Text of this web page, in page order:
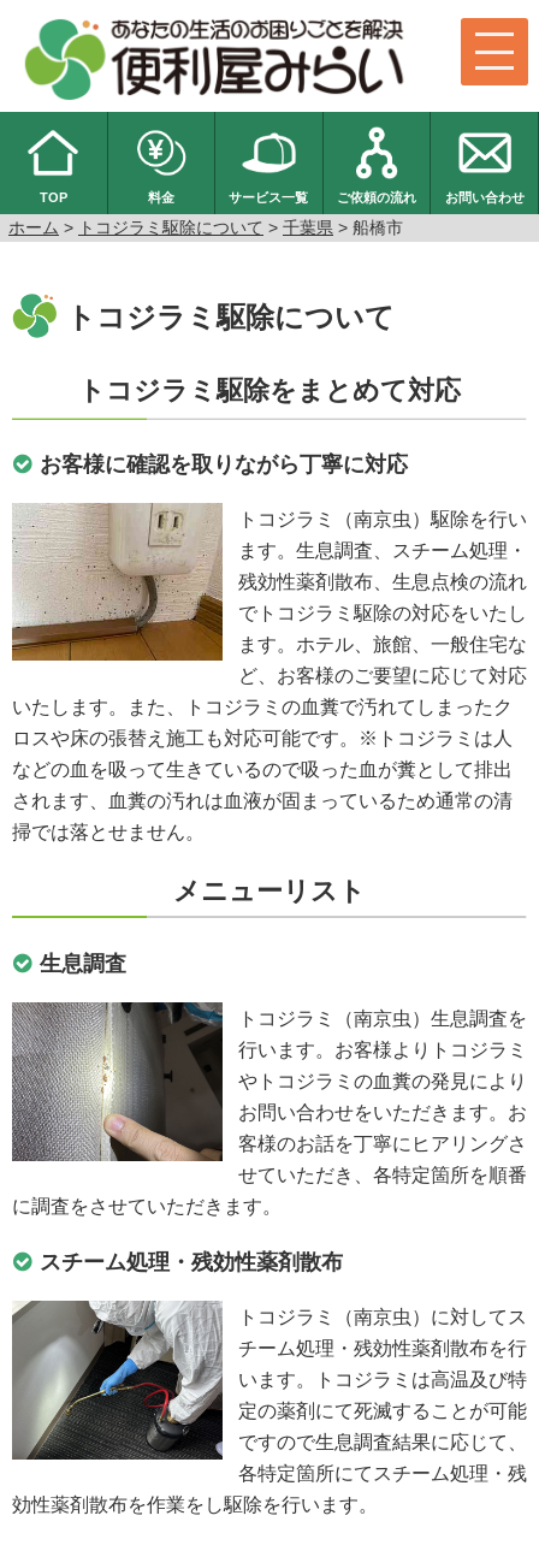
TOP 料金 サービス一覧 ご依頼の流れ お問い合わせ
ホーム > トコジラミ駆除について > 千葉県 > 船橋市
トコジラミ駆除について
トコジラミ駆除をまとめて対応
お客様に確認を取りながら丁寧に対応
トコジラミ（南京虫）駆除を行い
ます。生息調査、スチーム処理・
残効性薬剤散布、生息点検の流れ
でトコジラミ駆除の対応をいたし
ます。ホテル、旅館、一般住宅な
ど、お客様のご要望に応じて対応
いたします。また、トコジラミの血糞で汚れてしまったク
ロスや床の張替え施工も対応可能です。※トコジラミは人
などの血を吸って生きているので吸った血が糞として排出
されます、血糞の汚れは血液が固まっているため通常の清
掃では落とせません。
メニューリスト
生息調査
トコジラミ（南京虫）生息調査を
行います。お客様よりトコジラミ
やトコジラミの血糞の発見により
お問い合わせをいただきます。お
客様のお話を丁寧にヒアリングさ
せていただき、各特定箇所を順番
に調査をさせていただきます。
スチーム処理・残効性薬剤散布
トコジラミ（南京虫）に対してス
チーム処理・残効性薬剤散布を行
います。トコジラミは高温及び特
定の薬剤にて死滅することが可能
ですので生息調査結果に応じて、
各特定箇所にてスチーム処理・残
効性薬剤散布を作業をし駆除を行います。